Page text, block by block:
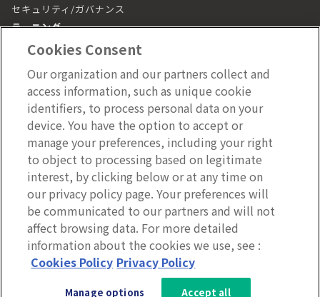
セキュリティ/ガバナンス
ラーニング
動画（LumApps Play）
従業員ジャーニー
モバイルアプリ
施設管理
施設管理 トップ
Copyright © 2026 LumApps All Rights Reserved.
3分で分かるLumApps
サービス資料を無料ダウンロー
ド
Cookies Consent
Our organization and our partners collect and
access information, such as unique cookie
identifiers, to process personal data on your
device. You have the option to accept or
manage your preferences, including your right
to object to processing based on legitimate
interest, by clicking below or at any time on
our privacy policy page. Your preferences will
be communicated to our partners and will not
affect browsing data. For more detailed
information about the cookies we use, see :
Cookies Policy Privacy Policy
Manage options Accept all